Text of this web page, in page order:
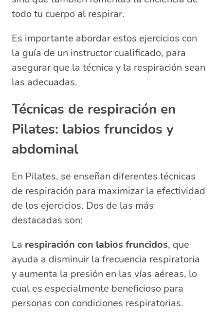
todo tu cuerpo al respirar.
Es importante abordar estos ejercicios con
la guía de un instructor cualificado, para
asegurar que la técnica y la respiración sean
las adecuadas.
Técnicas de respiración en
Pilates: labios fruncidos y
abdominal
En Pilates, se enseñan diferentes técnicas
de respiración para maximizar la efectividad
de los ejercicios. Dos de las más
destacadas son:
La respiración con labios fruncidos, que
ayuda a disminuir la frecuencia respiratoria
y aumenta la presión en las vías aéreas, lo
cual es especialmente beneficioso para
personas con condiciones respiratorias.